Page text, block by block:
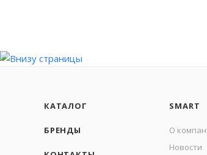
КАТАЛОГ
БРЕНДЫ
SMART
О
Новости